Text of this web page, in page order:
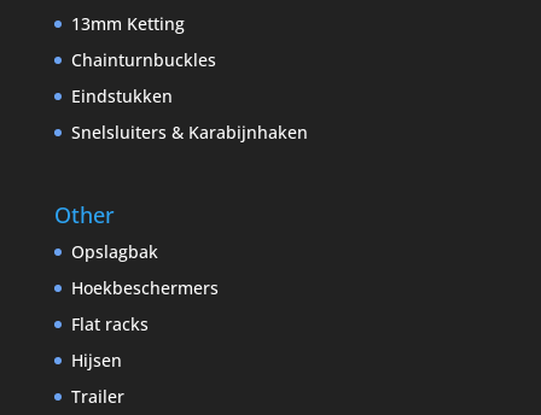
13mm Ketting
Chainturnbuckles
Eindstukken
Snelsluiters & Karabijnhaken
Other
Opslagbak
Hoekbeschermers
Flat racks
Hijsen
Trailer